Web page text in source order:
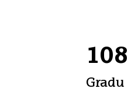
108
Gradu